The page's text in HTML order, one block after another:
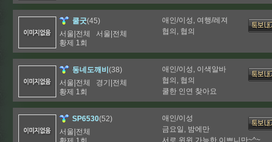
쿨굿(45)
서울|전체 서울|전체
황제 1회
애인/이성, 여행/레져
협의, 협의
동네도깨비 (38)
서울|전체 경기|전체
황제 1회
애인/이성, 이색알바
협의, 협의
쿨한 인연 찾아요
SP6530(52)
서울|전체
애인/이성
금요일, 밤에만
서로 윈윈 가능한 이쁘니만~^~